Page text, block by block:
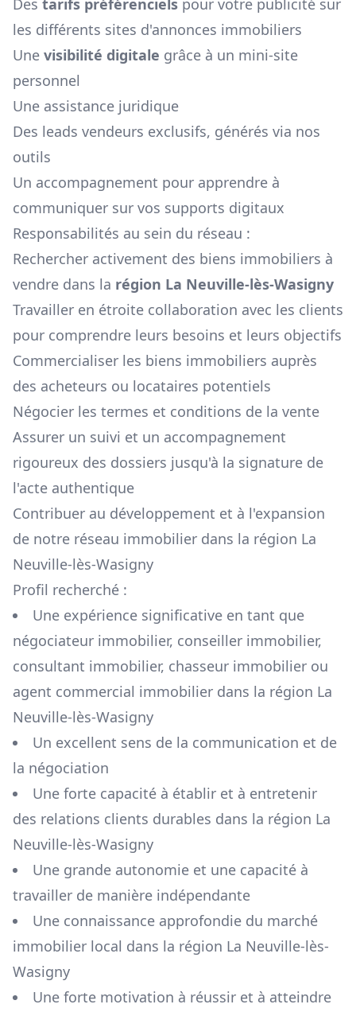
Des tarifs préférenciels pour votre publicité sur
les différents sites d'annonces immobiliers
Une visibilité digitale grâce à un mini-site
personnel
Une assistance juridique
Des leads vendeurs exclusifs, générés via nos
outils
Un accompagnement pour apprendre à
communiquer sur vos supports digitaux
Responsabilités au sein du réseau :
Rechercher activement des biens immobiliers à
vendre dans la région La Neuville-lès-Wasigny
Travailler en étroite collaboration avec les clients
pour comprendre leurs besoins et leurs objectifs
Commercialiser les biens immobiliers auprès
des acheteurs ou locataires potentiels
Négocier les termes et conditions de la vente
Assurer un suivi et un accompagnement
rigoureux des dossiers jusqu'à la signature de
l'acte authentique
Contribuer au développement et à l'expansion
de notre réseau immobilier dans la région La
Neuville-lès-Wasigny
Profil recherché :
Une expérience significative en tant que
négociateur immobilier, conseiller immobilier,
consultant immobilier, chasseur immobilier ou
agent commercial immobilier dans la région La
Neuville-lès-Wasigny
Un excellent sens de la communication et de
la négociation
Une forte capacité à établir et à entretenir
des relations clients durables dans la région La
Neuville-lès-Wasigny
Une grande autonomie et une capacité à
travailler de manière indépendante
Une connaissance approfondie du marché
immobilier local dans la région La Neuville-lès-
Wasigny
Une forte motivation à réussir et à atteindre